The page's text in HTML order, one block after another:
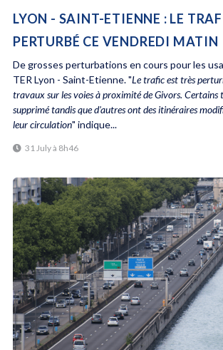
LYON - SAINT-ETIENNE : LE
PERTURBÉ CE VENDREDI MATIN
De grosses perturbations en cours pour les
TER Lyon - Saint-Etienne. "Le trafic est très
travaux sur les voies à proximité de Givors. Certains
supprimé tandis que d'autres ont des itinéraires
leur circulation" indique...
31 July à 8h46